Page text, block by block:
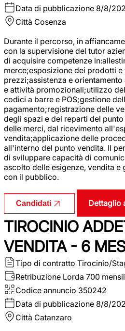
Data di pubblicazione 8/8/
Città Cosenza
Durante il percorso, in
con la supervisione del tutor
di acquisire competenze
merce;esposizione dei prodotti
prezzi;assistenza e
e attività promozionali;utilizzo
codici a barre e POS;gestione
pagamento;registrazione delle
degli spazi e dei reparti del
delle merci, dal ricevimento
vendita;applicazione delle
all'interno del punto vendita. Il
di sviluppare capacità di
ascolto delle esigenze, vendita e
con il pubblico.
Candidati Dettaglio
TIROCINIO
VENDITA - 6
Tipo di contratto Tirocinio/
Retribuzione Lorda 700
Codice annuncio 350242
Data di pubblicazione 8/8/
Città Catanzaro